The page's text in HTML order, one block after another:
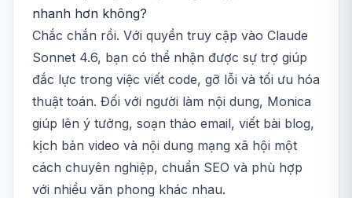
nhanh hơn không?
Chắc chắn rồi. Với quyền truy cập vào Claude
Sonnet 4.6, bạn có thể nhận được sự trợ giúp
đắc lực trong việc viết code, gỡ lỗi và tối ưu hóa
thuật toán. Đối với người làm nội dung, Monica
giúp lên ý tưởng, soạn thảo email, viết bài blog,
kịch bản video và nội dung mạng xã hội một
cách chuyên nghiệp, chuẩn SEO và phù hợp
với nhiều văn phong khác nhau.